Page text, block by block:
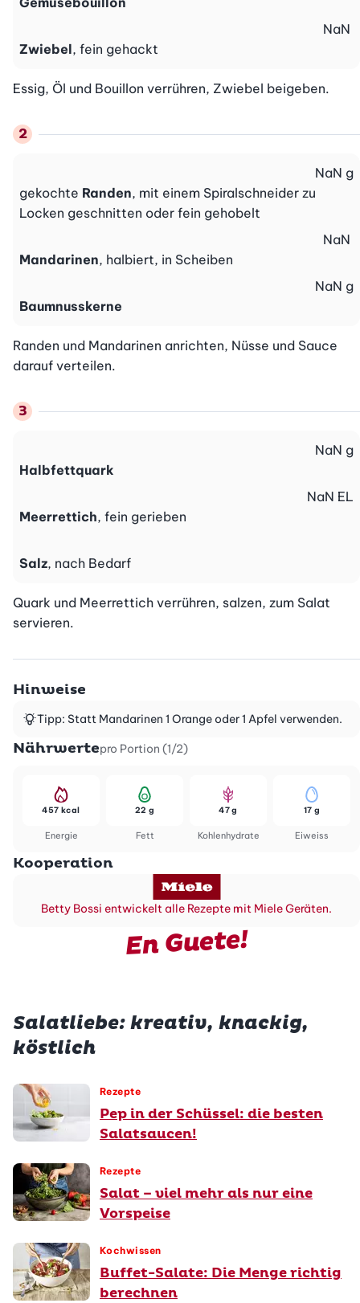
Zwiebel, fein gehackt
NaN
Essig, Öl und Bouillon verrühren, Zwiebel beigeben.
gekochte Randen, mit einem Spiralschneider zu
Locken geschnitten oder fein gehobelt
NaN g
Mandarinen, halbiert, in Scheiben
NaN
Baumnusskerne
NaN g
Randen und Mandarinen anrichten, Nüsse und Sauce
darauf verteilen.
Halbfettquark
NaN g
Meerrettich, fein gerieben
NaN EL
Salz, nach Bedarf
Quark und Meerrettich verrühren, salzen, zum Salat
servieren.
Hinweise
Tipp: Statt Mandarinen 1 Orange oder 1 Apfel verwenden.
Nährwertepro Portion (1/2)
Energie
457 kcal
Fett
22 g
Kohlenhydrate
47 g
Eiweiss
17 g
Kooperation
Betty Bossi entwickelt alle Rezepte mit Miele Geräten.
En Guete!
Salatliebe: kreativ, knackig,
köstlich
Rezepte
Pep in der Schüssel: die besten
Salatsaucen!
Rezepte
Salat – viel mehr als nur eine
Vorspeise
Kochwissen
Buffet-Salate: Die Menge richtig
berechnen